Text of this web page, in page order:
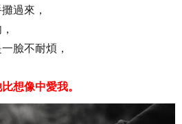
過來，
臉不耐煩，
想像中愛我。